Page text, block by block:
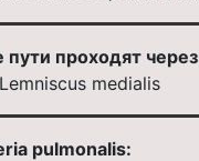
проходят
medialis
pulmonalis: